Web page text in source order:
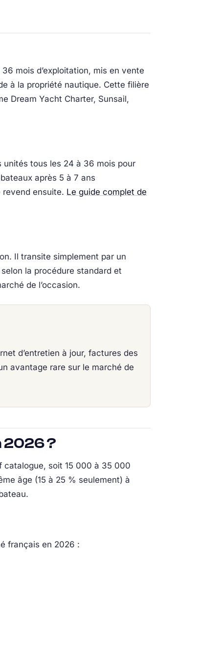
mois d’exploitation, mis en vente
à la propriété nautique. Cette filière
Dream Yacht Charter, Sunsail,
tous les 24 à 36 mois pour
après 5 à 7 ans
revend ensuite. Le guide complet de
Il transite simplement par un
la procédure standard et
de l’occasion.
d’entretien à jour, factures des
avantage rare sur le marché de
2026 ?
catalogue, soit 15 000 à 35 000
âge (15 à 25 % seulement) à
français en 2026 :